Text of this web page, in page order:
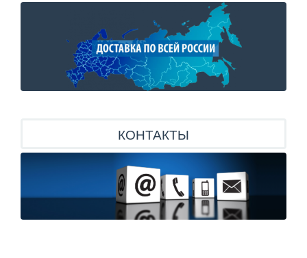
КОНТАКТЫ